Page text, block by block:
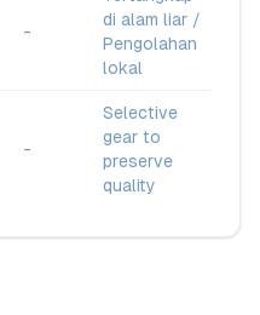
-
di alam liar /
Pengolahan
lokal
-
Selective
gear to
preserve
quality